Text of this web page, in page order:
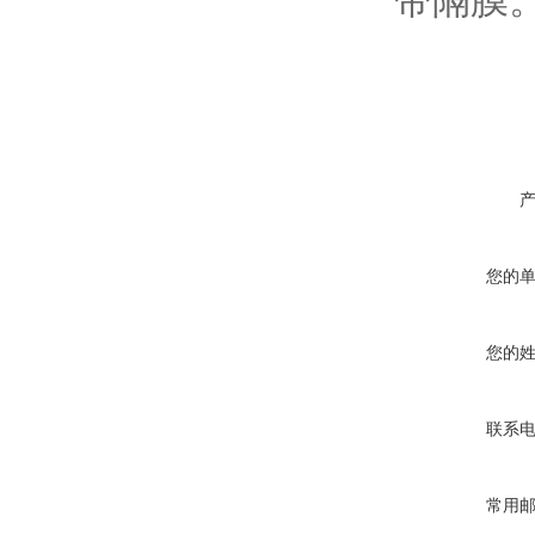
您的
您的
联系
常用